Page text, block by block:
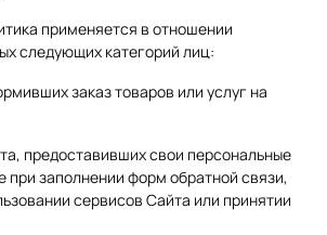
применяется в отношении
следующих категорий лиц:
заказ товаров или услуг на
предоставивших свои персональные
при заполнении форм обратной связи,
сервисов Сайта или принятии